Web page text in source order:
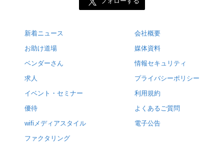
新着ニュース
お助け道場
ベンダーさん
求人
イベント・セミナー
優待
wifiメディアスタイル
ファクタリング
会社概要
媒体資料
情報セキュリティ
プライバシーポリシー
利用規約
よくあるご質問
電子公告